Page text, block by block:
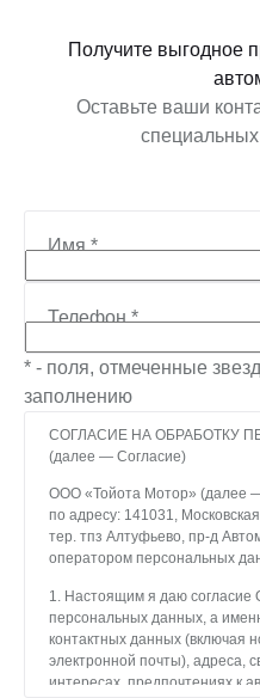
Получите выгодное
Оставьте ваши
Имя*
Телефон*
* - поля, отмеченные
заполнению
СОГЛАСИЕ НА ОБРАБОТКУ
(далее — Согласие)
ООО «Тойота Мотор» (далее
по адресу: 141031,
тер. тпз Алтуфьево, пр-д
оператором персональных
1. Настоящим я даю согласие
персональных данных, а
контактных данных (включая
электронной почты), адреса,
интересах, предпочтениях к